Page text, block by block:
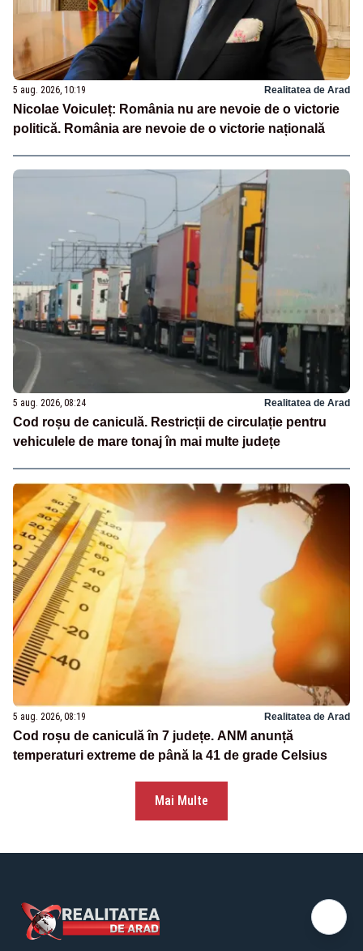
5 aug. 2026, 10:19 Realitatea de Arad
Nicolae Voiculeț: România nu are nevoie de o victorie
politică. România are nevoie de o victorie națională
5 aug. 2026, 08:24 Realitatea de Arad
Cod roșu de caniculă. Restricții de circulație pentru
vehiculele de mare tonaj în mai multe județe
5 aug. 2026, 08:19 Realitatea de Arad
Cod roșu de caniculă în 7 județe. ANM anunță
temperaturi extreme de până la 41 de grade Celsius
Mai Multe